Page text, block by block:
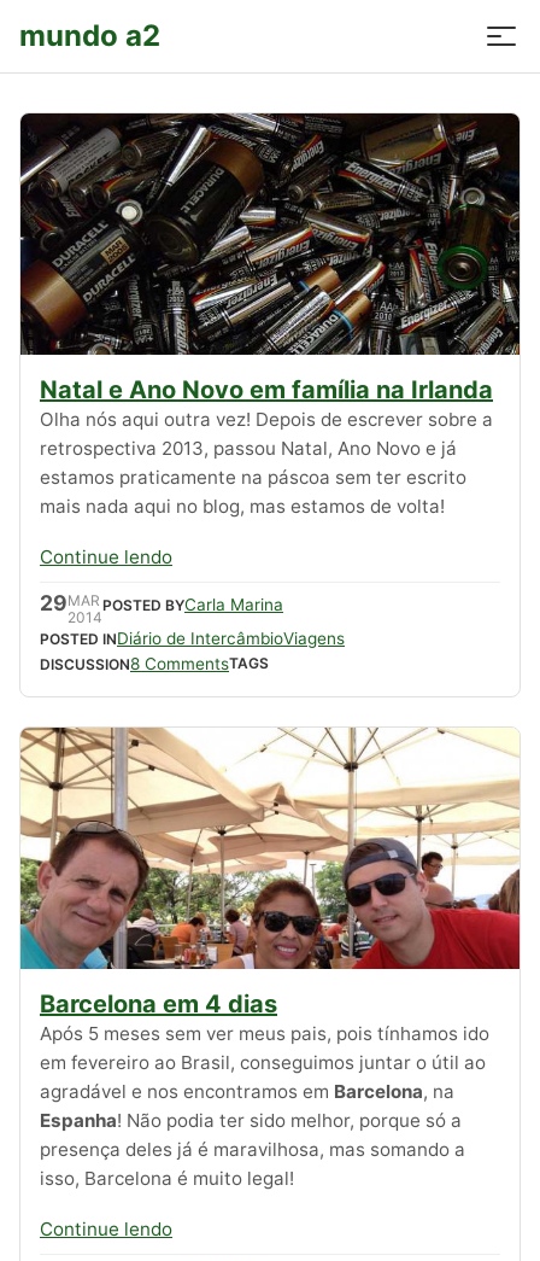
mundo a2
Natal e Ano Novo em família na Irlanda
Olha nós aqui outra vez! Depois de escrever sobre a
retrospectiva 2013, passou Natal, Ano Novo e já
estamos praticamente na páscoa sem ter escrito
mais nada aqui no blog, mas estamos de volta!
Continue lendo
29MAR
2014
POSTED BYCarla Marina
POSTED INDiário de IntercâmbioViagens
DISCUSSION8 CommentsTAGS
Barcelona em 4 dias
Após 5 meses sem ver meus pais, pois tínhamos ido
em fevereiro ao Brasil, conseguimos juntar o útil ao
agradável e nos encontramos em Barcelona, na
Espanha! Não podia ter sido melhor, porque só a
presença deles já é maravilhosa, mas somando a
isso, Barcelona é muito legal!
Continue lendo